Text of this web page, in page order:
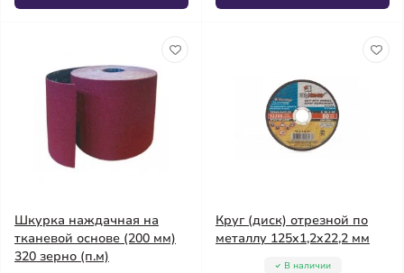
Шкурка наждачная на
тканевой основе (200 мм)
320 зерно (п.м)
Круг (диск) отрезной по
металлу 125x1,2x22,2 мм
В наличии